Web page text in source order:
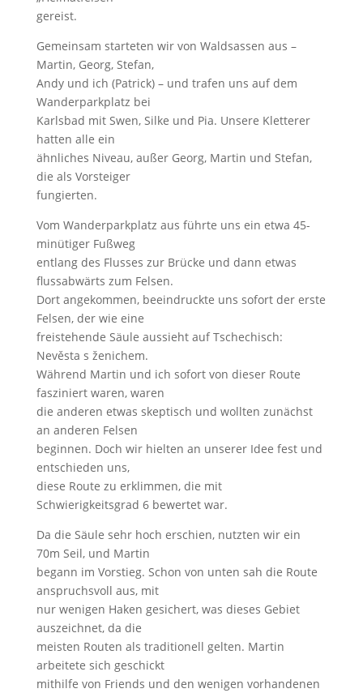
gereist.
Gemeinsam starteten wir von Waldsassen aus –
Martin, Georg, Stefan,
Andy und ich (Patrick) – und trafen uns auf dem
Wanderparkplatz bei
Karlsbad mit Swen, Silke und Pia. Unsere Kletterer
hatten alle ein
ähnliches Niveau, außer Georg, Martin und Stefan,
die als Vorsteiger
fungierten.
Vom Wanderparkplatz aus führte uns ein etwa 45-
minütiger Fußweg
entlang des Flusses zur Brücke und dann etwas
flussabwärts zum Felsen.
Dort angekommen, beeindruckte uns sofort der erste
Felsen, der wie eine
freistehende Säule aussieht auf Tschechisch:
Nevěsta s ženichem.
Während Martin und ich sofort von dieser Route
fasziniert waren, waren
die anderen etwas skeptisch und wollten zunächst
an anderen Felsen
beginnen. Doch wir hielten an unserer Idee fest und
entschieden uns,
diese Route zu erklimmen, die mit
Schwierigkeitsgrad 6 bewertet war.
Da die Säule sehr hoch erschien, nutzten wir ein
70m Seil, und Martin
begann im Vorstieg. Schon von unten sah die Route
anspruchsvoll aus, mit
nur wenigen Haken gesichert, was dieses Gebiet
auszeichnet, da die
meisten Routen als traditionell gelten. Martin
arbeitete sich geschickt
mithilfe von Friends und den wenigen vorhandenen